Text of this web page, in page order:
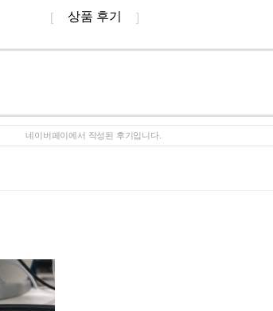
[ 상품 후기 ]
네이버페이에서 작성된 후기입니다.